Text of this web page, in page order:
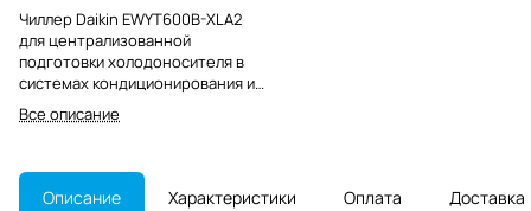
Чиллер Daikin EWYT600B-XLA2
для централизованной
подготовки холодоносителя в
системах кондиционирования и
технологического охлаждения.
Модель снята с производства.
Все описание
Описание Характеристики Оплата Доставка